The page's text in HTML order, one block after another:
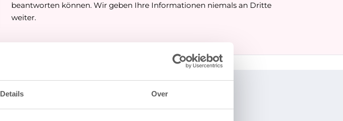
Details Over
beantworten können. Wir geben Ihre Informationen niemals an Dritte
weiter.